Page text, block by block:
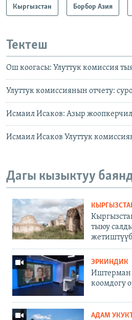
Кыргызстан Борбор Азия
Тектеш
Ош коогасы: Улуттук комиссия
Улуттук комиссиянын отчету:
Исмаил Исаков: Азыр
Исмаил Исаков Улуттук
Дагы кызыктуу
тыюу
ЭРКИНДИК
Иштерман
коомдогу
АДАМ